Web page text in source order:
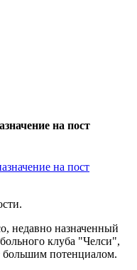
на пост
недавно назначенный
клуба "Челси",
большим потенциалом.